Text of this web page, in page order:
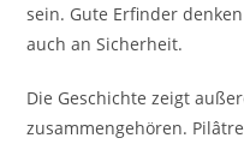
sein. Gute Erfinder
auch an Sicherheit.
Die Geschichte zeigt
zusammengehören.